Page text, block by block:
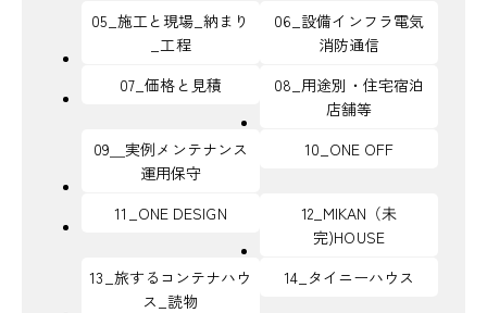
05_施工と現場_納まり
_工程
06_設備インフラ電気
消防通信
07_価格と見積
08_用途別・住宅宿泊
店舗等
09＿実例メンテナンス
運用保守
10_ONE OFF
11_ONE DESIGN
12_MIKAN（未
完)HOUSE
13_旅するコンテナハウ
ス_読物
14_タイニーハウス